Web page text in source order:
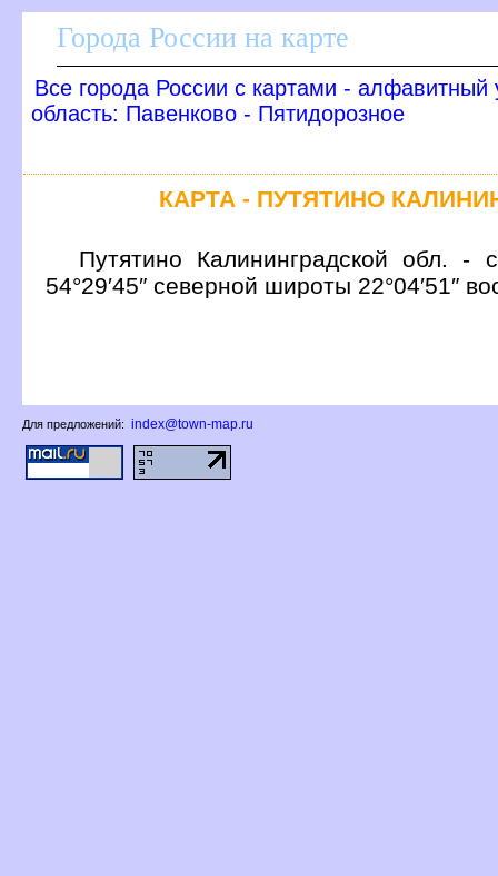
Города России на карте
се города России с картами - алфавитный
область: Павенково - Пятидорозное
КАРТА - ПУТЯТИНО
Путятино Калининградской обл. -
54°29′45″ северной широты 22°04′51″
Для предложений: index@town-map.ru